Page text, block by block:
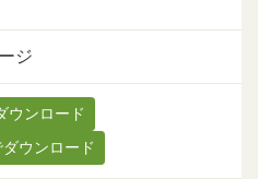
ジ
ウンロード
ウンロード